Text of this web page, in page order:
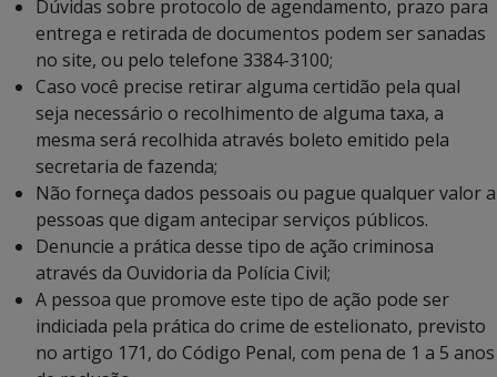
Dúvidas sobre protocolo de agendamento, prazo para
entrega e retirada de documentos podem ser sanadas
no site, ou pelo telefone 3384-3100;
Caso você precise retirar alguma certidão pela qual
seja necessário o recolhimento de alguma taxa, a
mesma será recolhida através boleto emitido pela
secretaria de fazenda;
Não forneça dados pessoais ou pague qualquer valor a
pessoas que digam antecipar serviços públicos.
Denuncie a prática desse tipo de ação criminosa
através da Ouvidoria da Polícia Civil;
A pessoa que promove este tipo de ação pode ser
indiciada pela prática do crime de estelionato, previsto
no artigo 171, do Código Penal, com pena de 1 a 5 anos